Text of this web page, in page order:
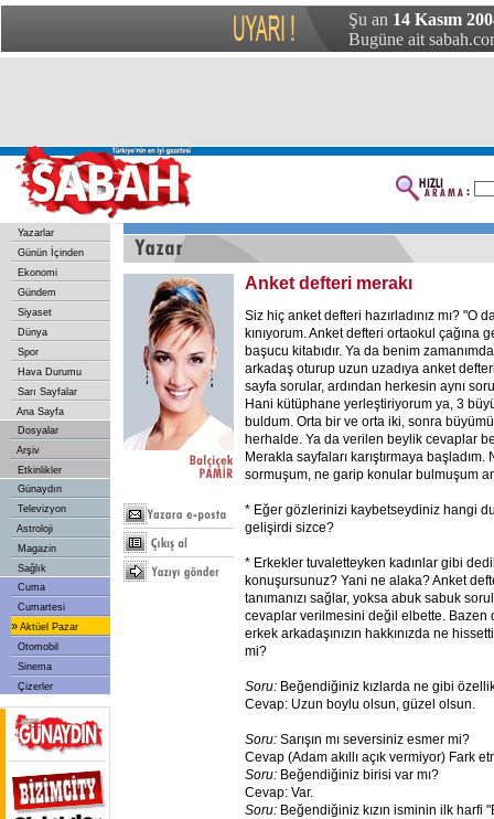
Şu an 14 Kasım
Bugüne ait
Yazarlar
Günün İçinden
Ekonomi
Gündem
Siyaset
Dünya
Spor
Hava Durumu
Sarı Sayfalar
Ana Sayfa
Dosyalar
Arşiv
Etkinlikler
Günaydın
Televizyon
Astroloji
Magazin
Sağlık
Cuma
Cumartesi
» Aktüel Pazar
Otomobil
Sinema
Çizerler
Anket defteri merakı
Siz hiç anket defteri hazırladınız mı? "O
kınıyorum. Anket defteri ortaokul çağına
başucu kitabıdır. Ya da benim
arkadaş oturup uzun uzadıya anket
sayfa sorular, ardından herkesin aynı
Hani kütüphane yerleştiriyorum ya, 3
buldum. Orta bir ve orta iki, sonra
herhalde. Ya da verilen beylik cevaplar
Merakla sayfaları karıştırmaya
sormuşum, ne garip konular bulmuşum
* Eğer gözlerinizi kaybetseydiniz hangi
gelişirdi sizce?
* Erkekler tuvaletteyken kadınlar gibi
konuşursunuz? Yani ne alaka? Anket
tanımanızı sağlar, yoksa abuk sabuk
cevaplar verilmesini değil elbette. Bazen
erkek arkadaşınızın hakkınızda ne
mi?
Soru: Beğendiğiniz kızlarda ne gibi
Cevap: Uzun boylu olsun, güzel olsun.
Soru: Sarışın mı seversiniz esmer mi?
Cevap (Adam akıllı açık vermiyor) Fark
Soru: Beğendiğiniz birisi var mı?
Cevap: Var.
Soru: Beğendiğiniz kızın isminin ilk harfi